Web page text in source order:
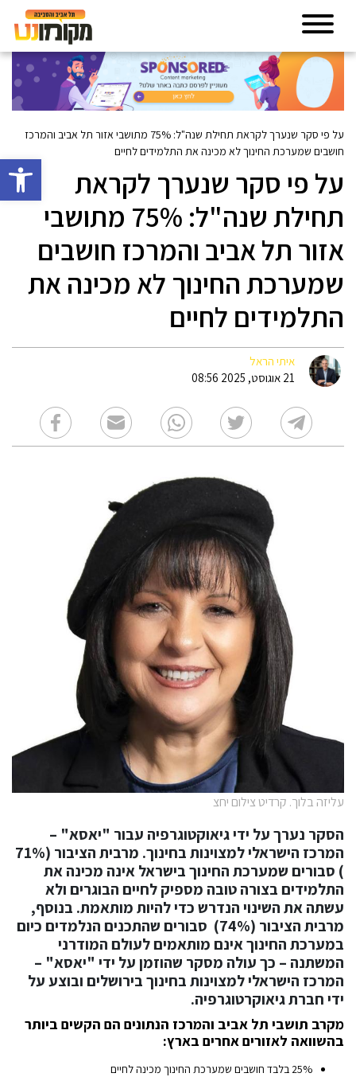
פתח
על פי סקר שנערך לקראת תחילת שנה"ל: 75% מתושבי אזור תל אביב והמרכז
חושבים שמערכת החינוך לא מכינה את התלמידים לחיים
על פי סקר שנערך לקראת
תחילת שנה"ל: 75% מתושבי
אזור תל אביב והמרכז חושבים
שמערכת החינוך לא מכינה את
התלמידים לחיים
איתי הראל
21 אוגוסט, 2025 08:56
עליזה בלוך. קרדיט צילום יחצ
הסקר נערך על ידי גיאוקטוגרפיה עבור "יאסא" –
המרכז הישראלי למצוינות בחינוך. מרבית הציבור (71%
) סבורים שמערכת החינוך בישראל אינה מכינה את
התלמידים בצורה טובה מספיק לחיים הבוגרים ולא
עשתה את השינוי הנדרש כדי להיות מותאמת. בנוסף,
מרבית הציבור (74%) סבורים שהתכנים הנלמדים כיום
במערכת החינוך אינם מותאמים לעולם המודרני
המשתנה – כך עולה מסקר שהוזמן על ידי "יאסא" –
המרכז הישראלי למצוינות בחינוך בירושלים ובוצע על
ידי חברת גיאוקרטוגרפיה.
מקרב תושבי תל אביב והמרכז הנתונים הם הקשים ביותר
בהשוואה לאזורים אחרים בארץ:
25% בלבד חושבים שמערכת החינוך מכינה לחיים